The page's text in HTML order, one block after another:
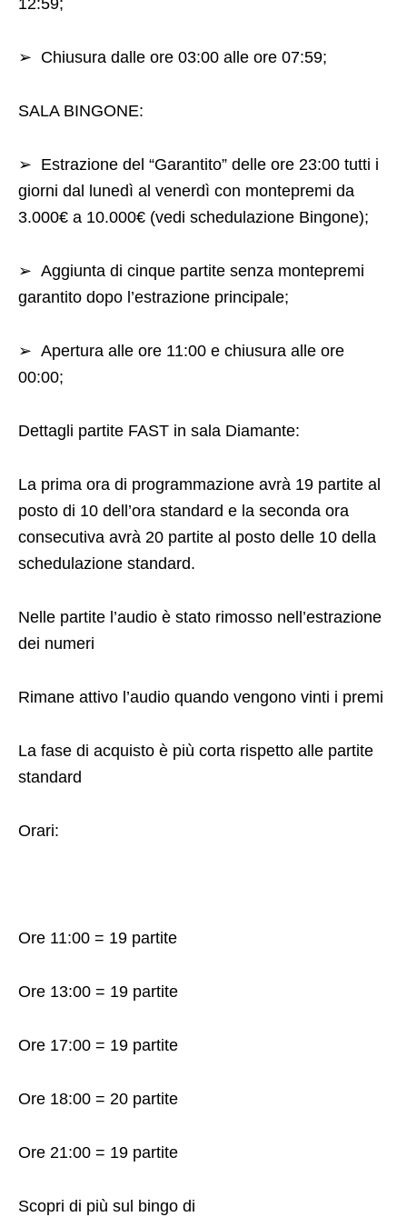
12:59;
➢ Chiusura dalle ore 03:00 alle ore 07:59;
SALA BINGONE:
➢ Estrazione del “Garantito” delle ore 23:00 tutti i
giorni dal lunedì al venerdì con montepremi da
3.000€ a 10.000€ (vedi schedulazione Bingone);
➢ Aggiunta di cinque partite senza montepremi
garantito dopo l’estrazione principale;
➢ Apertura alle ore 11:00 e chiusura alle ore
00:00;
Dettagli partite FAST in sala Diamante:
La prima ora di programmazione avrà 19 partite al
posto di 10 dell’ora standard e la seconda ora
consecutiva avrà 20 partite al posto delle 10 della
schedulazione standard.
Nelle partite l’audio è stato rimosso nell’estrazione
dei numeri
Rimane attivo l’audio quando vengono vinti i premi
La fase di acquisto è più corta rispetto alle partite
standard
Orari:
Ore 11:00 = 19 partite
Ore 13:00 = 19 partite
Ore 17:00 = 19 partite
Ore 18:00 = 20 partite
Ore 21:00 = 19 partite
Scopri di più sul bingo di